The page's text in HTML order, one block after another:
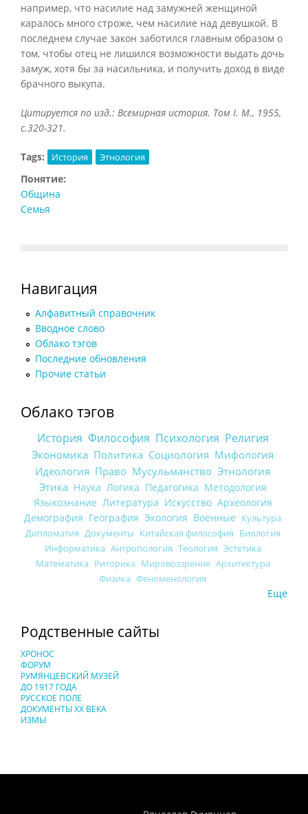
например, что насилие над замужней женщиной
каралось много строже, чем насилие над девушкой. В
последнем случае закон заботился главным образом о
том, чтобы отец не лишился возможности выдать дочь
замуж, хотя бы за насильника, и получить доход в виде
брачного выкупа.
Цитируется по изд.: Всемирная история. Том I. М., 1955,
с.320-321.
Tags: История Этнология
Понятие:
Община
Семья
Навигация
Алфавитный справочник
Вводное слово
Облако тэгов
Последние обновления
Прочие статьи
Облако тэгов
История Философия Психология Религия
Экономика Политика Социология Мифология
Идеология Право Мусульманство Этнология
Этика Наука Логика Педагогика Методология
Языкознание Литература Искусство Археология
Демография География Экология Военные Культура
Дипломатия Документы Китайская философия Биология
Информатика Антропология Теология Эстетика
Математика Риторика Мировоззрение Архитектура
Физика Феноменология
Еще
Родственные сайты
ХРОНОС
ФОРУМ
РУМЯНЦЕВСКИЙ МУЗЕЙ
ДО 1917 ГОДА
РУССКОЕ ПОЛЕ
ДОКУМЕНТЫ XX ВЕКА
ИЗМЫ